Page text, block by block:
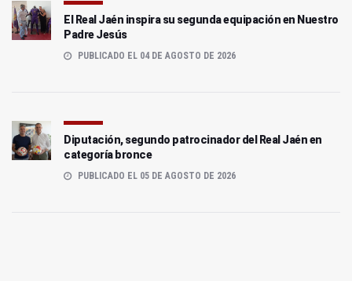
El Real Jaén inspira su segunda equipación en Nuestro
Padre Jesús
PUBLICADO EL 04 DE AGOSTO DE 2026
Diputación, segundo patrocinador del Real Jaén en
categoría bronce
PUBLICADO EL 05 DE AGOSTO DE 2026